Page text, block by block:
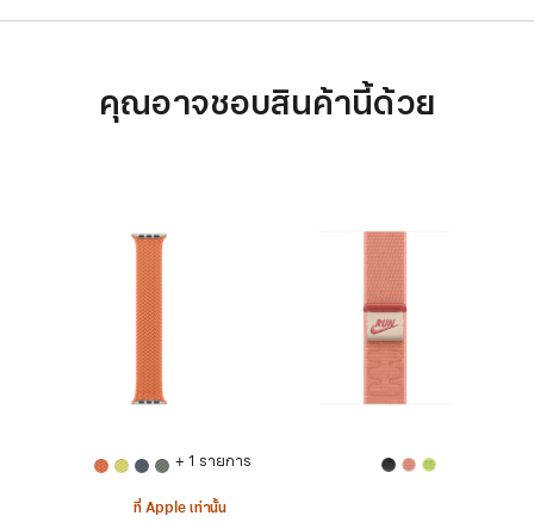
คุณอาจชอบสินค้านี้ด้วย
+ 1 รายการ
ที่ Apple เท่านั้น